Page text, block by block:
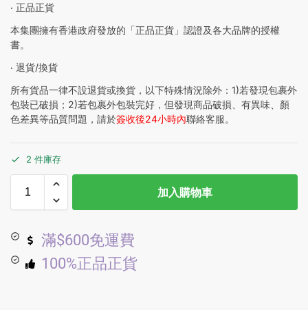
‧ 正品正貨
本集團擁有香港政府發放的「正品正貨」認證及各大品牌的授權
書。
‧ 退貨/換貨
所有貨品一律不設退貨或換貨，以下特殊情況除外：1)若發現包裹外
包裝已破損；2)若包裹外包裝完好，但發現商品破損、有異味、顏
色差異等品質問題，請於簽收後24小時內聯絡客服。
2 件庫存
加入購物車
滿$600免運費
100%正品正貨